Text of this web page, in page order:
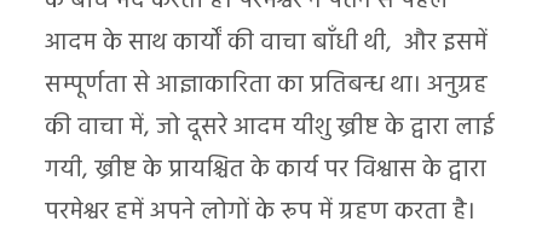
आदम के साथ कार्यों की वाचा बाँधी थी, और इसमें
सम्पूर्णता से आज्ञाकारिता का प्रतिबन्ध था। अनुग्रह
की वाचा में, जो दूसरे आदम यीशु ख्रीष्ट के द्वारा लाई
गयी, ख्रीष्ट के प्रायश्चित के कार्य पर विश्वास के द्वारा
परमेश्वर हमें अपने लोगों के रूप में ग्रहण करता है।